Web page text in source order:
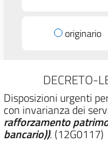
originario
DECRETO-
Disposizioni urgenti
con invarianza dei
rafforzamento
bancario)). (12G0117)